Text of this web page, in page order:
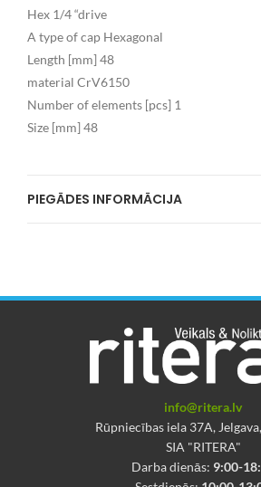
Hex 1/4 “drive
A type of cap Hexagonal
Length [mm] 48
material CrV6150
Number of elements [pcs] 1
Size [mm] 48
PIEGĀDES INFORMĀCIJA
info@ritera.lv
Rūpniecības iela 37A,
SIA "RITERA"
Darba dienās: 9:00-